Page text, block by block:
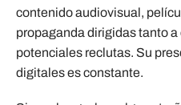
contenido audiovisual,
propaganda dirigidas tanto
potenciales reclutas. Su
digitales es constante.